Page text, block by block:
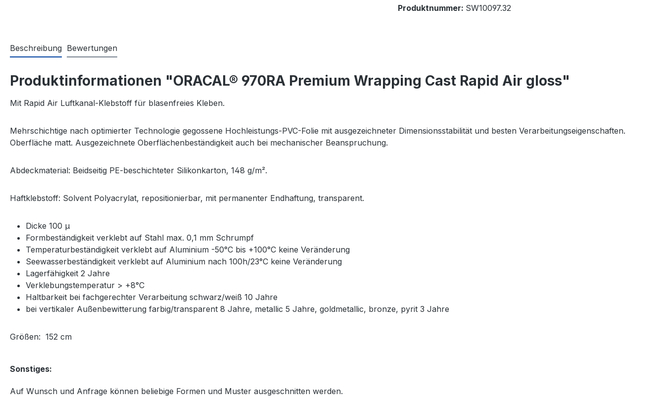
Produktnummer: SW10097.32
Beschreibung Bewertungen
Produktinformationen "ORACAL® 970RA Premium Wrapping Cast Rapid Air gloss"
Mit Rapid Air Luftkanal-Klebstoff für blasenfreies Kleben.
Mehrschichtige nach optimierter Technologie gegossene Hochleistungs-PVC-Folie mit ausgezeichneter Dimensionsstabilität und besten Verarbeitungseigenschaften.
Oberfläche matt. Ausgezeichnete Oberflächenbeständigkeit auch bei mechanischer Beanspruchung.
Abdeckmaterial: Beidseitig PE-beschichteter Silikonkarton, 148 g/m².
Haftklebstoff: Solvent Polyacrylat, repositionierbar, mit permanenter Endhaftung, transparent.
Dicke 100 µ
Formbeständigkeit verklebt auf Stahl max. 0,1 mm Schrumpf
Temperaturbeständigkeit verklebt auf Aluminium -50°C bis +100°C keine Veränderung
Seewasserbeständigkeit verklebt auf Aluminium nach 100h/23°C keine Veränderung
Lagerfähigkeit 2 Jahre
Verklebungstemperatur > +8°C
Haltbarkeit bei fachgerechter Verarbeitung schwarz/weiß 10 Jahre
bei vertikaler Außenbewitterung farbig/transparent 8 Jahre, metallic 5 Jahre, goldmetallic, bronze, pyrit 3 Jahre
Größen: 152 cm
Sonstiges:
Auf Wunsch und Anfrage können beliebige Formen und Muster ausgeschnitten werden.